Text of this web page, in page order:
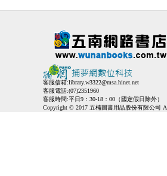
客服信箱:library.w3322@msa.hinet.net
客服電話:(07)2351960
客服時間:平日9：30-18：00（國定假日除外）
Copyright © 2017 五楠圖書用品股份有限公司